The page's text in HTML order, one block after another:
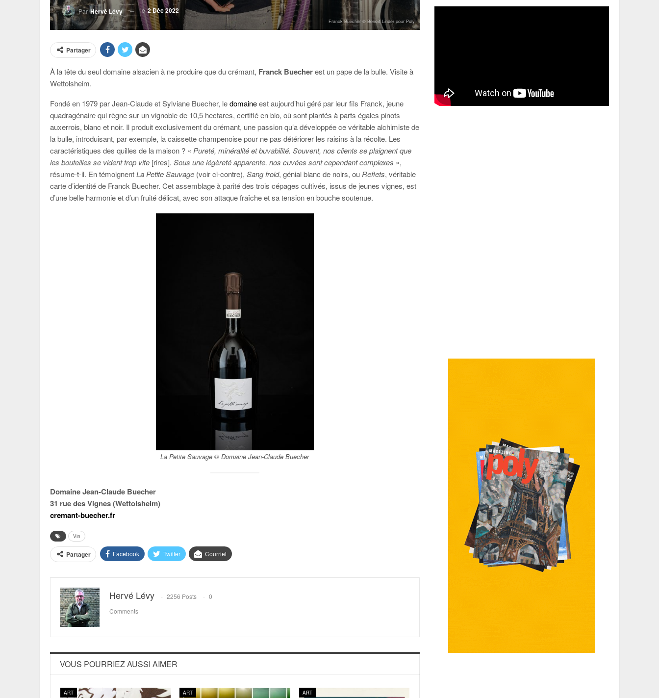
ParHervé Lévy le2 Déc 2022
Franck Buecher © Benoît Linder pour Poly
Partager
À la tête du seul domaine alsacien à ne produire que du crémant, Franck Buecherest un pape de la bulle. Visite à
Wettolsheim.
Fondé en 1979 par Jean-Claude et Sylviane Buecher, ledomaineest aujourd’hui géré par leur fils Franck, jeune
quadragénaire qui règne sur un vignoble de 10,5 hectares, certifié en bio, où sont plantés à parts égales pinots
auxerrois, blanc et noir. Il produit exclusivement du crémant, une passion qu’a développée ce véritable alchimiste de
la bulle, introduisant, par exemple, la caissette champenoise pour ne pas détériorer les raisins à la récolte. Les
caractéristiques des quilles de la maison ? « Pureté, minéralité et buvabilité. Souvent, nos clients se plaignent que
les bouteilles se vident trop vite [rires]. Sous une légèreté apparente, nos cuvées sont cependant complexes »,
résume-t-il. En témoignentLa Petite Sauvage (voir ci-contre), Sang froid, génial blanc de noirs, ou Reflets, véritable
carte d’identité de Franck Buecher. Cet assemblage à parité des trois cépages cultivés, issus de jeunes vignes, est
d’une belle harmonie et d’un fruité délicat, avec son attaque fraîche et sa tension en bouche soutenue.
La Petite Sauvage © Domaine Jean-Claude Buecher
Domaine Jean-Claude Buecher
31 rue des Vignes (Wettolsheim)
cremant-buecher.fr
Vin
Partager Facebook Twitter Courriel
Hervé Lévy 2256 Posts
0
Comments
VOUS POURRIEZ AUSSI AIMER
ART ART ART